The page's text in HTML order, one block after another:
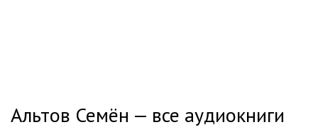
Альтов Семён — все аудиокниги